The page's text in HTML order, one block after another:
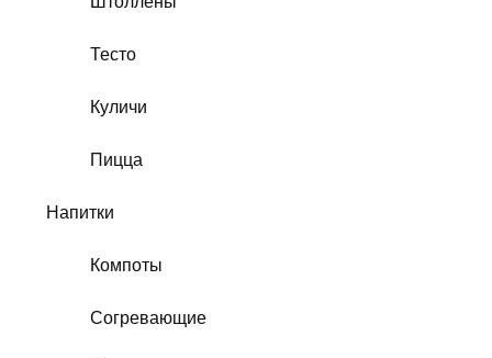
Тесто
Куличи
Пицца
Напитки
Компоты
Согревающие